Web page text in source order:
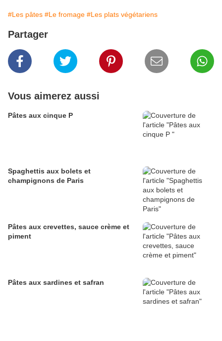
#Les pâtes #Le fromage #Les plats végétariens
Partager
Vous aimerez aussi
Pâtes aux cinque P
Spaghettis aux bolets et
champignons de Paris
Pâtes aux crevettes, sauce crème et
piment
Pâtes aux sardines et safran